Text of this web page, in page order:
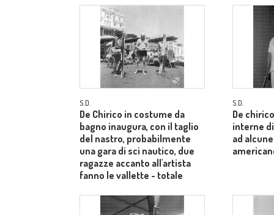
S.D.
De Chirico in costume da
bagno inaugura, con il taglio
del nastro, probabilmente
una gara di sci nautico, due
ragazze accanto all'artista
fanno le vallette - totale
S.D.
De
interne
ad